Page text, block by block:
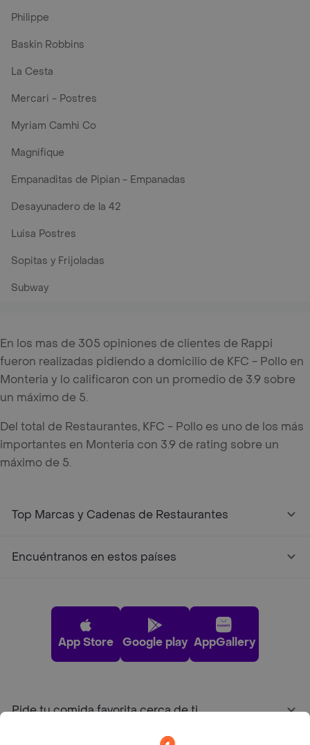
Philippe
Baskin Robbins
La Cesta
Mercari - Postres
Myriam Camhi Co
Magnifique
Empanaditas de Pipian - Empanadas
Desayunadero de la 42
Luisa Postres
Sopitas y Frijoladas
Subway
En los mas de 305 opiniones de clientes de Rappi
fueron realizadas pidiendo a domicilio de KFC - Pollo en
Monteria y lo calificaron con un promedio de 3.9 sobre
un máximo de 5.
Del total de Restaurantes, KFC - Pollo es uno de los más
importantes en Monteria con 3.9 de rating sobre un
máximo de 5.
Top Marcas y Cadenas de Restaurantes
Encuéntranos en estos países
App Store Google play AppGallery
Pide tu comida favorita cerca de ti